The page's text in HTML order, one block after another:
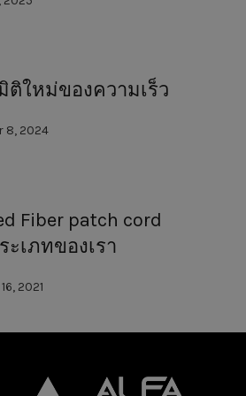
ติใหม่ของความเร็ว
8, 2024
Fiber patch cord
ะเภทของเรา
2021